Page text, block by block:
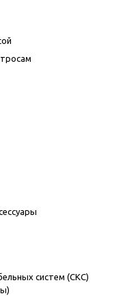
систем (СКС)